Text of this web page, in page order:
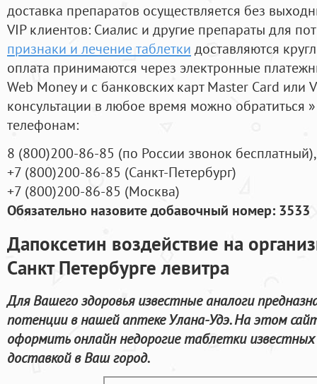
доставка препаратов осуществляется без
VIP клиентов: Сиалис и другие препараты для
признаки и лечение таблетки доставляются
оплата принимаются через электронные
Web Money и с банковских карт Master Card или
консультации в любое время можно обратиться
телефонам:
8 (800)200-86-85 (по России звонок бесплатный),
+7 (800)200-86-85 (Санкт-Петербург)
+7 (800)200-86-85 (Москва)
Обязательно назовите добавочный номер: 3533
Дапоксетин воздействие на
Санкт Петербурге левитра
Для Вашего здоровья известные аналоги
потенции в нашей аптеке Улана-Удэ. На этом
оформить онлайн недорогие таблетки
доставкой в Ваш город.